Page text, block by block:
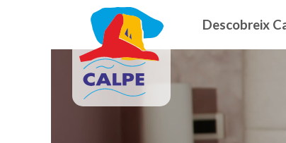
Vés al contingut
Descobreix